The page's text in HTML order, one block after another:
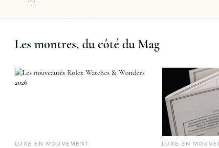
Les montres, du côté du Mag
LUXE EN MOUVEMENT LUXE EN